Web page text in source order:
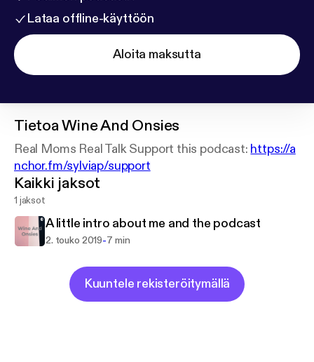
Lataa offline-käyttöön
Aloita maksutta
TietoaWine And Onsies
Real Moms Real Talk Support this podcast: https://a
nchor.fm/sylviap/support
Kaikki jaksot
1 jaksot
A little intro about me and the podcast
2. touko 2019-7 min
Kuuntele rekisteröitymällä